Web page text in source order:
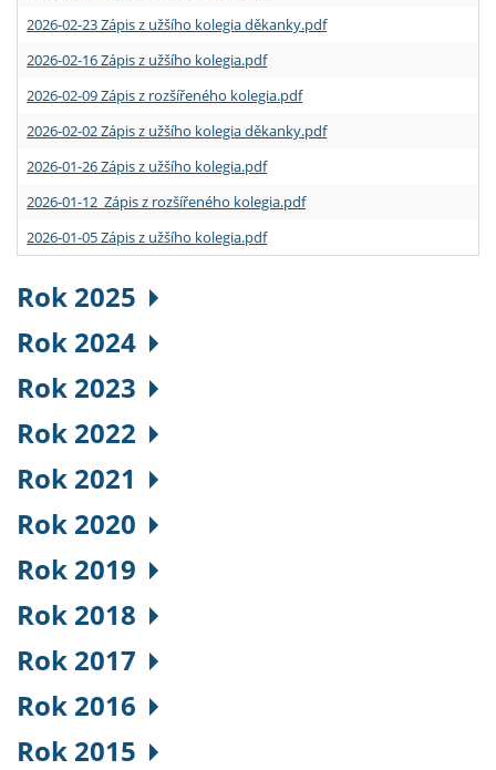
2026-02-23 Zápis z užšího kolegia děkanky.pdf
2026-02-16 Zápis z užšího kolegia.pdf
2026-02-09 Zápis z rozšířeného kolegia.pdf
2026-02-02 Zápis z užšího kolegia děkanky.pdf
2026-01-26 Zápis z užšího kolegia.pdf
2026-01-12 Zápis z rozšířeného kolegia.pdf
2026-01-05 Zápis z užšího kolegia.pdf
Rok 2025
Rok 2024
Rok 2023
Rok 2022
Rok 2021
Rok 2020
Rok 2019
Rok 2018
Rok 2017
Rok 2016
Rok 2015